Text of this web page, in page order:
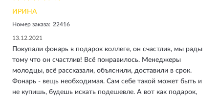
ИРИНА
Номер заказа: 22416
13.12.2021
Покупали фонарь в подарок коллеге, он счастлив, мы рады
тому что он счастлив! Всё понравилось. Менеджеры
молодцы, всё рассказали, объяснили, доставили в срок.
Фонарь - вещь необходимая. Сам себе такой может быть и
не купишь, будешь искать подешевле. А вот как подарок,